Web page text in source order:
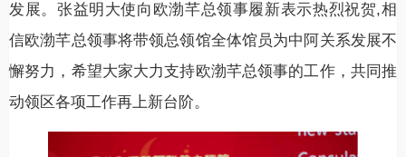
发展。张益明大使向欧渤芊总领事履新表示热烈祝贺,相
信欧渤芊总领事将带领总领馆全体馆员为中阿关系发展不
懈努力，希望大家大力支持欧渤芊总领事的工作，共同推
动领区各项工作再上新台阶。